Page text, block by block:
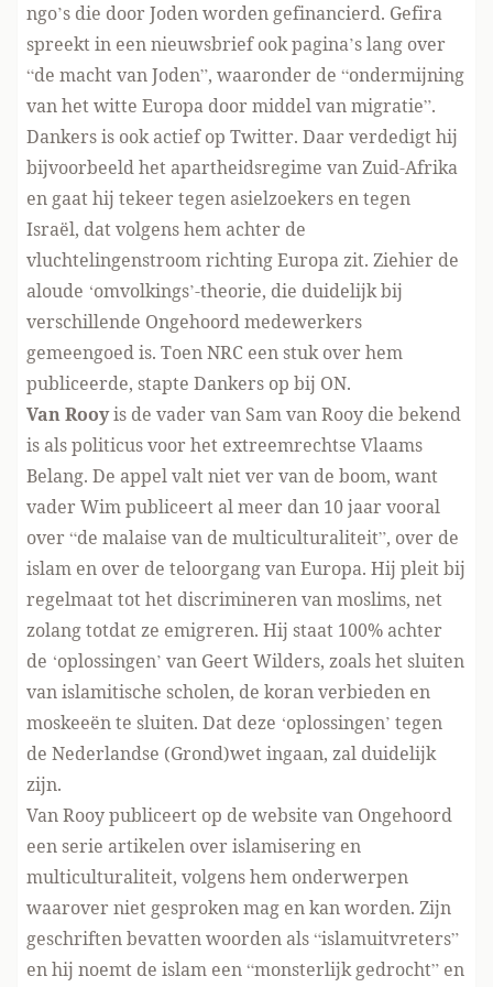
ngo’s die door Joden worden gefinancierd. Gefira
spreekt in een nieuwsbrief ook pagina’s lang over
“de macht van Joden”, waaronder de “ondermijning
van het witte Europa door middel van migratie”.
Dankers is ook actief op Twitter. Daar verdedigt hij
bijvoorbeeld het apartheidsregime van Zuid-Afrika
en gaat hij tekeer tegen asielzoekers en tegen
Israël, dat volgens hem achter de
vluchtelingenstroom richting Europa zit. Ziehier de
aloude ‘omvolkings’-theorie, die duidelijk bij
verschillende Ongehoord medewerkers
gemeengoed is. Toen NRC een stuk over hem
publiceerde, stapte Dankers op bij ON.
Van Rooyis de vader van Sam van Rooy die bekend
is als politicus voor het extreemrechtse Vlaams
Belang. De appel valt niet ver van de boom, want
vader Wim publiceert al meer dan 10 jaar vooral
over “de malaise van de multiculturaliteit”, over de
islam en over de teloorgang van Europa. Hij pleit bij
regelmaat tot het discrimineren van moslims, net
zolang totdat ze emigreren. Hij staat 100% achter
de ‘oplossingen’ van Geert Wilders, zoals het sluiten
van islamitische scholen, de koran verbieden en
moskeeën te sluiten. Dat deze ‘oplossingen’ tegen
de Nederlandse (Grond)wet ingaan, zal duidelijk
zijn.
Van Rooy publiceert op de website van Ongehoord
een serie artikelen over islamisering en
multiculturaliteit, volgens hem onderwerpen
waarover niet gesproken mag en kan worden. Zijn
geschriften bevatten woorden als “islamuitvreters”
en hij noemt de islam een “monsterlijk gedrocht” en